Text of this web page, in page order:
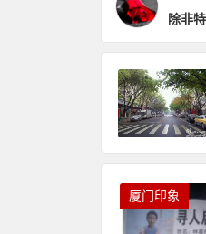
除非
厦门印象